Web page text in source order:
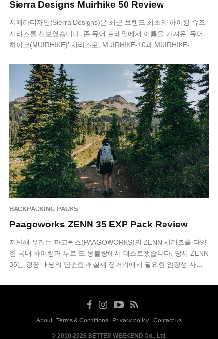
Sierra Designs Muirhike 50 Review
시에라디자인(Sierra Designs)은 최근 브랜드 최초의 하이킹 슈즈
시리즈를 선보였습니다. 존 뮤어 트레일에서 이름을 가져온 ‘뮤어
하이크(MUIRHIKE)’ 시리즈로, MUIRHIKE-10과 MUIRHIKE-…
BACKPACKING PACKS
Paagoworks ZENN 35 EXP Pack Review
지난해 우리는 파고웍스(PAAGOWORKS)의 ZENN 시리즈를 다양
한 국내 하이킹과 투르 드 몽블랑에서 테스트했습니다. 당시 ZENN
35는 경량 배낭의 단순함과 실제 장거리에서 필요한 안정성 사이
About Terms & Conditions Privacy policy Contact us
© 2010-2026 BETTER WEEKEND Co., Ltd.